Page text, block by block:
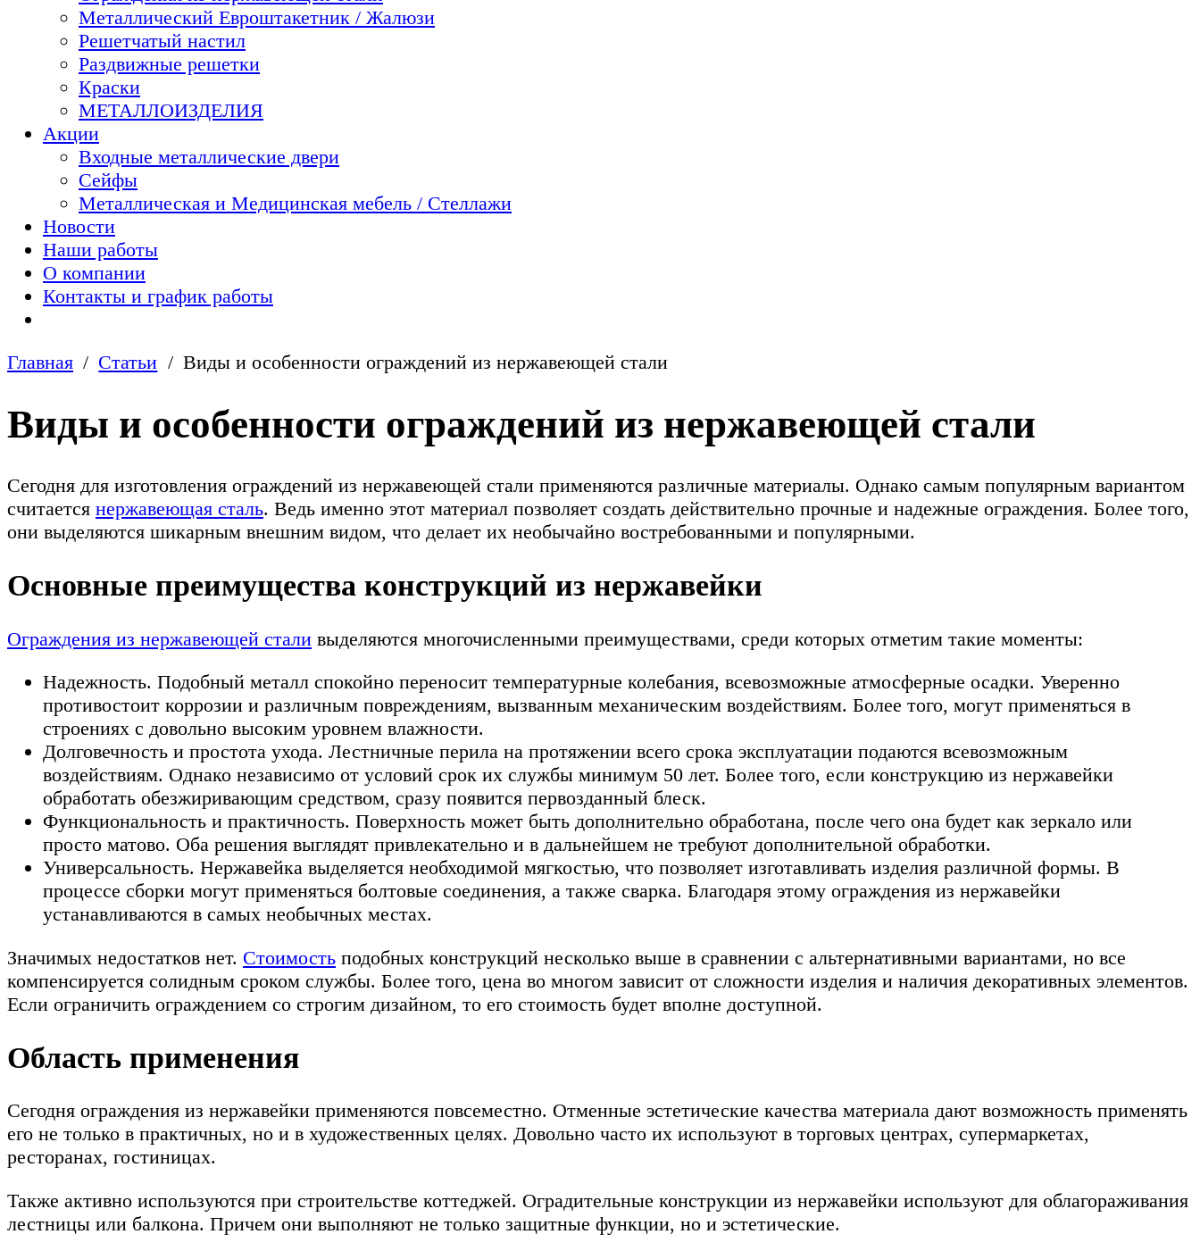
Металлический Евроштакетник / Жалюзи
Решетчатый настил
Раздвижные решетки
Краски
МЕТАЛЛОИЗДЕЛИЯ
Акции
Входные металлические двери
Сейфы
Металлическая и Медицинская мебель / Стеллажи
Новости
Наши работы
О компании
Контакты и график работы
Главная Статьи Виды и особенности ограждений из нержавеющей стали
Виды и особенности ограждений из нержавеющей стали
Сегодня для изготовления ограждений из нержавеющей стали применяются различные материалы. Однако самым популярным вариантом
считается нержавеющая сталь. Ведь именно этот материал позволяет создать действительно прочные и надежные ограждения. Более того,
они выделяются шикарным внешним видом, что делает их необычайно востребованными и популярными.
Основные преимущества конструкций из нержавейки
Ограждения из нержавеющей стали выделяются многочисленными преимуществами, среди которых отметим такие моменты:
Надежность. Подобный металл спокойно переносит температурные колебания, всевозможные атмосферные осадки. Уверенно
противостоит коррозии и различным повреждениям, вызванным механическим воздействиям. Более того, могут применяться в
строениях с довольно высоким уровнем влажности.
Долговечность и простота ухода. Лестничные перила на протяжении всего срока эксплуатации подаются всевозможным
воздействиям. Однако независимо от условий срок их службы минимум 50 лет. Более того, если конструкцию из нержавейки
обработать обезжиривающим средством, сразу появится первозданный блеск.
Функциональность и практичность. Поверхность может быть дополнительно обработана, после чего она будет как зеркало или
просто матово. Оба решения выглядят привлекательно и в дальнейшем не требуют дополнительной обработки.
Универсальность. Нержавейка выделяется необходимой мягкостью, что позволяет изготавливать изделия различной формы. В
процессе сборки могут применяться болтовые соединения, а также сварка. Благодаря этому ограждения из нержавейки
устанавливаются в самых необычных местах.
Значимых недостатков нет. Стоимость подобных конструкций несколько выше в сравнении с альтернативными вариантами, но все
компенсируется солидным сроком службы. Более того, цена во многом зависит от сложности изделия и наличия декоративных элементов.
Если ограничить ограждением со строгим дизайном, то его стоимость будет вполне доступной.
Область применения
Сегодня ограждения из нержавейки применяются повсеместно. Отменные эстетические качества материала дают возможность применять
его не только в практичных, но и в художественных целях. Довольно часто их используют в торговых центрах, супермаркетах,
ресторанах, гостиницах.
Также активно используются при строительстве коттеджей. Оградительные конструкции из нержавейки используют для облагораживания
лестницы или балкона. Причем они выполняют не только защитные функции, но и эстетические.